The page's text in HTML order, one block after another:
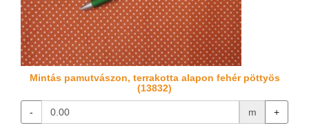
Mintás pamutvászon, terrakotta alapon fehér pöttyös
(13832)
- m +